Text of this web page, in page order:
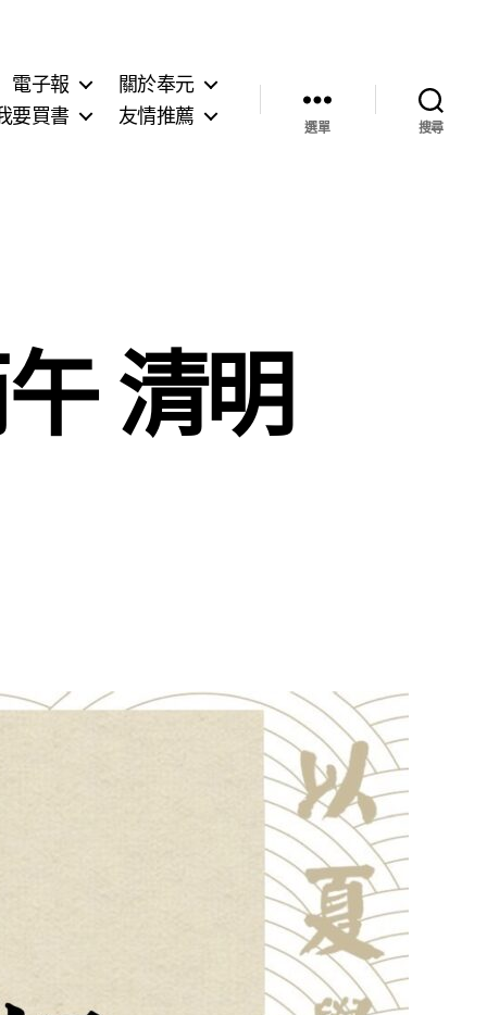
電子報
關於奉元
要買書
友情推薦 選單 搜尋
清明